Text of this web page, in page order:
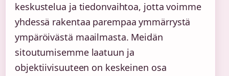
keskustelua ja tiedonvaihtoa, jotta voimme
yhdessä rakentaa parempaa ymmärrystä
ympäröivästä maailmasta. Meidän
sitoutumisemme laatuun ja
objektiivisuuteen on keskeinen osa